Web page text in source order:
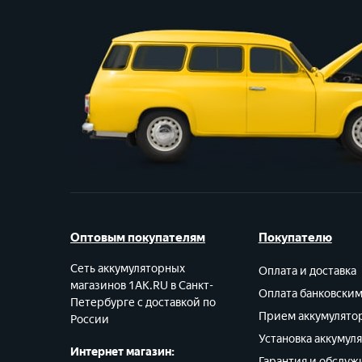
Оптовым покупателям
Сеть аккумуляторных
магазинов 1AK.RU в Санкт-
Петербурге с доставкой по
России
Интернет магазин:
Покупателю
Оплата и доставка
Оплата
Прием
Установка